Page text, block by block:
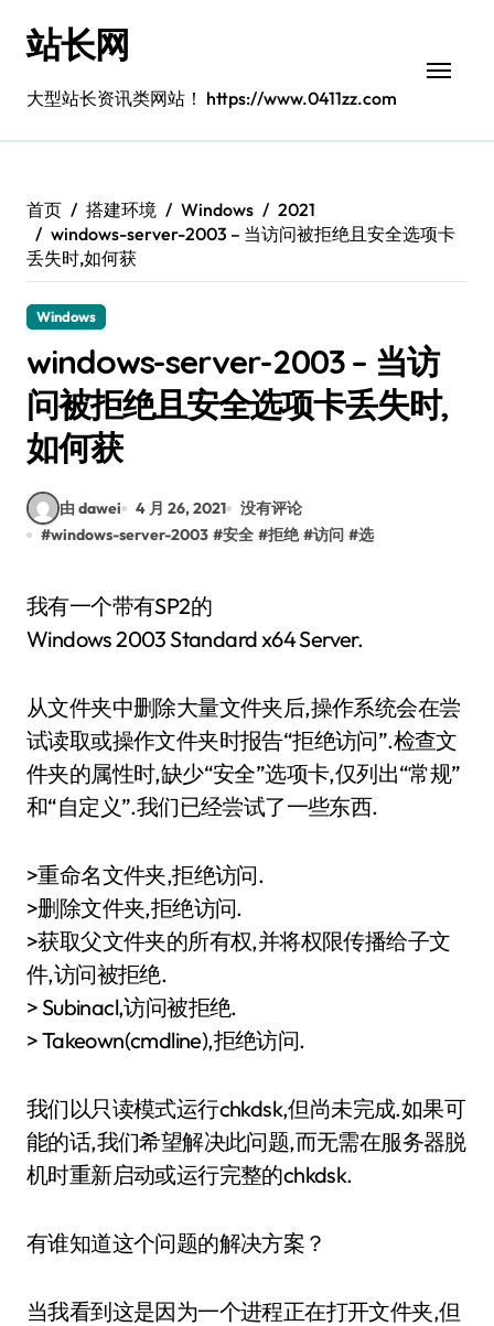
站长网
大型站长资讯类网站！ https://www.0411zz.com
首页 搭建环境 Windows
2021
windows-server-2003 – 当访问被拒绝且安全选项卡
丢失时,如何获
Windows
windows-server-2003 – 当访
问被拒绝且安全选项卡丢失时,
如何获
由 dawei 4 月 26, 2021
没有评论
#windows-server-2003 #安全 #拒绝 #访问 #选
我有一个带有SP2的
Windows 2003 Standard x64 Server.
从文件夹中删除大量文件夹后,操作系统会在尝
试读取或操作文件夹时报告“拒绝访问”.检查文
件夹的属性时,缺少“安全”选项卡,仅列出“常规”
和“自定义”.我们已经尝试了一些东西.
>重命名文件夹,拒绝访问.
>删除文件夹,拒绝访问.
>获取父文件夹的所有权,并将权限传播给子文
件,访问被拒绝.
> Subinacl,访问被拒绝.
> Takeown(cmdline),拒绝访问.
我们以只读模式运行chkdsk,但尚未完成.如果可
能的话,我们希望解决此问题,而无需在服务器脱
机时重新启动或运行完整的chkdsk.
有谁知道这个问题的解决方案？
当我看到这是因为一个进程正在打开文件夹,但